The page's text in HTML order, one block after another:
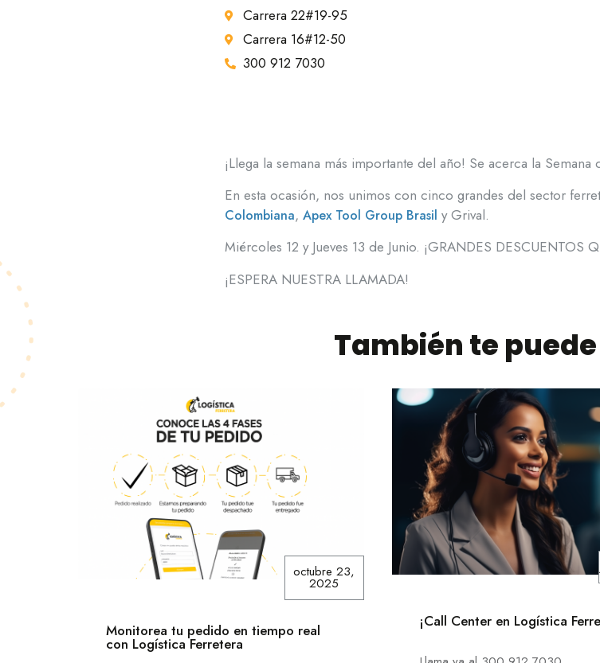
Carrera 22#19-95
Carrera 16#12-50
300 912 7030
¡Llega la semana más importante del año! Se acerca la
En esta ocasión, nos unimos con cinco grandes del sector
Colombiana, Apex Tool Group Brasil y Grival.
Miércoles 12 y Jueves 13 de Junio. ¡GRANDES DESCUENTOS
¡ESPERA NUESTRA LLAMADA!
También te
octubre 23,
2025
Monitorea tu pedido en tiempo real
con Logística Ferretera
¡Call Center en Logística